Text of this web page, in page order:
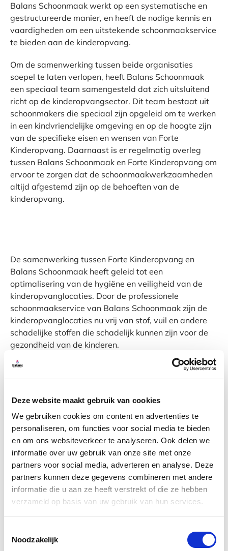
Deze website maakt gebruik van cookies
We gebruiken cookies om content en advertenties te
personaliseren, om functies voor social media te bieden
en om ons websiteverkeer te analyseren. Ook delen we
informatie over uw gebruik van onze site met onze
partners voor social media, adverteren en analyse. Deze
partners kunnen deze gegevens combineren met andere
informatie die u aan ze heeft verstrekt of die ze hebben
verzameld op basis van uw gebruik van hun services.
Noodzakelijk
Balans Schoonmaak werkt op een systematische en
gestructureerde manier, en heeft de nodige kennis en
vaardigheden om een uitstekende schoonmaakservice
te bieden aan de kinderopvang.
Om de samenwerking tussen beide organisaties
soepel te laten verlopen, heeft Balans Schoonmaak
een speciaal team samengesteld dat zich uitsluitend
richt op de kinderopvangsector. Dit team bestaat uit
schoonmakers die speciaal zijn opgeleid om te werken
in een kindvriendelijke omgeving en op de hoogte zijn
van de specifieke eisen en wensen van Forte
Kinderopvang. Daarnaast is er regelmatig overleg
tussen Balans Schoonmaak en Forte Kinderopvang om
ervoor te zorgen dat de schoonmaakwerkzaamheden
altijd afgestemd zijn op de behoeften van de
kinderopvang.
De samenwerking tussen Forte Kinderopvang en
Balans Schoonmaak heeft geleid tot een
optimalisering van de hygiëne en veiligheid van de
kinderopvanglocaties. Door de professionele
schoonmaakservice van Balans Schoonmaak zijn de
kinderopvanglocaties nu vrij van stof, vuil en andere
schadelijke stoffen die schadelijk kunnen zijn voor de
gezondheid van de kinderen.
Bovendien heeft de samenwerking geleid tot een
betere werkomgeving voor de medewerkers van Forte
schoonmaakwerkzaamheden worden uitgevoerd door
een professionele schoonmaakpartner, hebben de
medewerkers van Forte Kinderopvang meer tijd en
ruimte om zich te concentreren op hun kernactiviteiten,
namelijk de zorg voor de kinderen.
“Forte Kinderopvang is een organisatie die zich richt